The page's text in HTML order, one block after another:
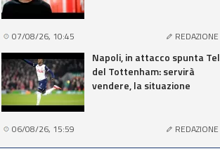
07/08/26, 10:45 REDAZIONE
Napoli, in attacco spunta Tel
del Tottenham: servirà
vendere, la situazione
06/08/26, 15:59 REDAZIONE